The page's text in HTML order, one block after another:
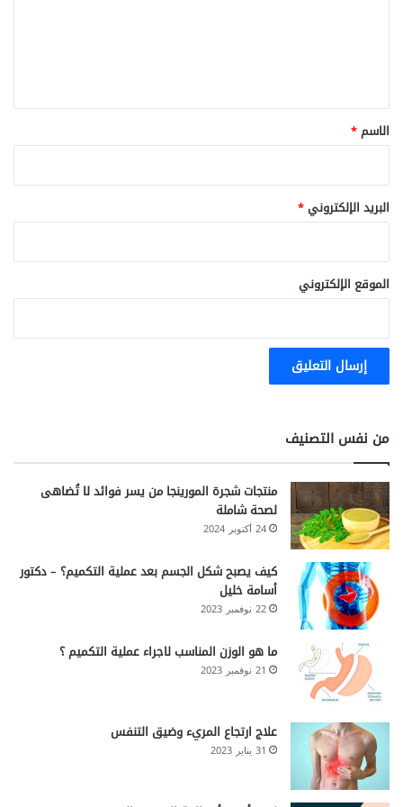
*
الاسم*
البريد الإلكتروني*
الموقع الإلكتروني
من نفس التصنيف
منتجات شجرة المورينجا من يسر فوائد لا تُضاهى
لصحة شاملة
24 أكتوبر 2024
كيف يصبح شكل الجسم بعد عملية التكميم؟ – دكتور
أسامة خليل
22 نوفمبر 2023
ما هو الوزن المناسب لاجراء عملية التكميم ؟
21 نوفمبر 2023
علاج ارتجاع المريء وضيق التنفس
31 يناير 2023